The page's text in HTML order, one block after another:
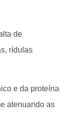
de
rídulas
e da proteína
atenuando as